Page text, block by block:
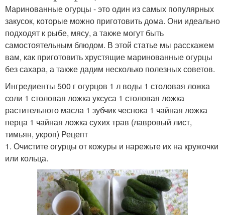
Маринованные огурцы - это один из самых популярных
закусок, которые можно приготовить дома. Они идеально
подходят к рыбе, мясу, а также могут быть
самостоятельным блюдом. В этой статье мы расскажем
вам, как приготовить хрустящие маринованные огурцы
без сахара, а также дадим несколько полезных советов.
Ингредиенты 500 г огурцов 1 л воды 1 столовая ложка
соли 1 столовая ложка уксуса 1 столовая ложка
растительного масла 1 зубчик чеснока 1 чайная ложка
перца 1 чайная ложка сухих трав (лавровый лист,
тимьян, укроп) Рецепт
1. Очистите огурцы от кожуры и нарежьте их на кружочки
или кольца.